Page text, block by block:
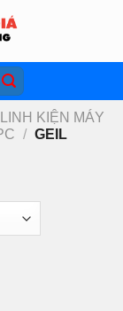
LINH KIỆN MÁY
/ GEIL